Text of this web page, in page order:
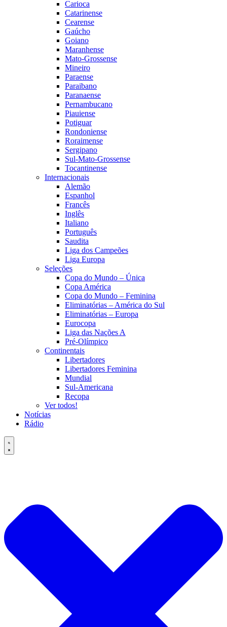
Carioca
Catarinense
Cearense
Gaúcho
Goiano
Maranhense
Mato-Grossense
Mineiro
Paraense
Paraibano
Paranaense
Pernambucano
Piauiense
Potiguar
Rondoniense
Roraimense
Sergipano
Sul-Mato-Grossense
Tocantinense
Internacionais
Alemão
Espanhol
Francês
Inglês
Italiano
Português
Saudita
Liga dos Campeões
Liga Europa
Seleções
Copa do Mundo – Única
Copa América
Copa do Mundo – Feminina
Eliminatórias – América do Sul
Eliminatórias – Europa
Eurocopa
Liga das Nações A
Pré-Olímpico
Continentais
Libertadores
Libertadores Feminina
Mundial
Sul-Americana
Recopa
Ver todos!
Notícias
Rádio